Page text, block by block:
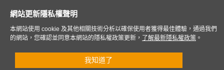
網站更新隱私權聲明
本網站使用 cookie 及其他相關技術分析以確保使用者獲得最佳體驗，通過我們
的網站，您確認並同意本網站的隱私權政策更新，
了解最新隱私權政策 。
我知道了